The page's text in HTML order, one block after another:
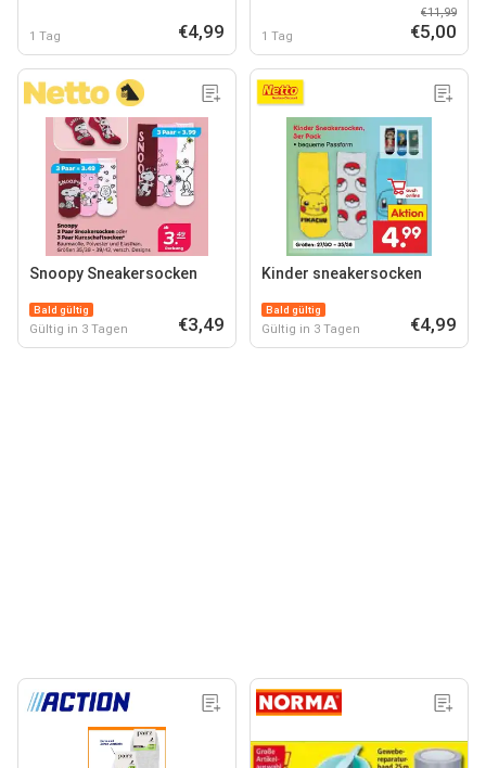
1 Tag €4,99 1 Tag
€11,99
€5,00
Snoopy Sneakersocken
Bald gültig
Gültig in 3 Tagen €3,49
Kinder sneakersocken
Bald gültig
Gültig in 3 Tagen €4,99